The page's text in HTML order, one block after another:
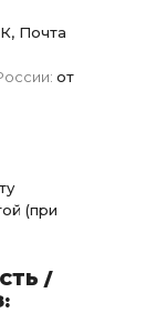
Почта
от
(при
/